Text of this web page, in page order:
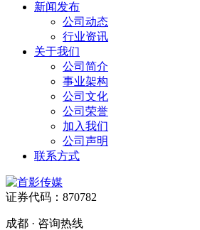
新闻发布
公司动态
行业资讯
关于我们
公司简介
事业架构
公司文化
公司荣誉
加入我们
公司声明
联系方式
证券代码：870782
成都 · 咨询热线